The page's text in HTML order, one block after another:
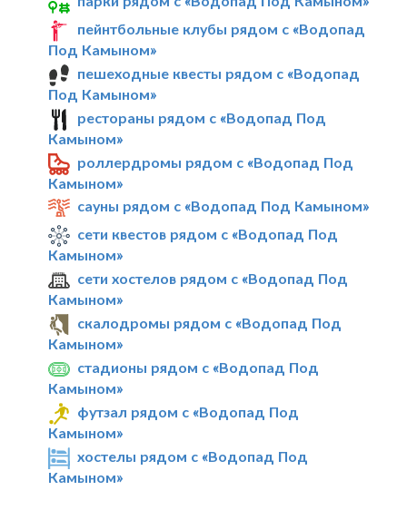
пейнтбольные клубы рядом с «Водопад
Под Камыном»
пешеходные квесты рядом с «Водопад
Под Камыном»
рестораны рядом с «Водопад Под
Камыном»
роллердромы рядом с «Водопад Под
Камыном»
сауны рядом с «Водопад Под Камыном»
сети квестов рядом с «Водопад Под
Камыном»
сети хостелов рядом с «Водопад Под
Камыном»
скалодромы рядом с «Водопад Под
Камыном»
стадионы рядом с «Водопад Под
Камыном»
футзал рядом с «Водопад Под
Камыном»
хостелы рядом с «Водопад Под
Камыном»